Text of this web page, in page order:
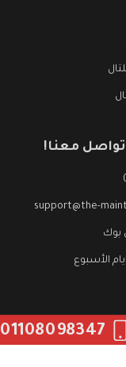
تواصل معنا!
support@the-
بوك
الأسبوع
01108098347